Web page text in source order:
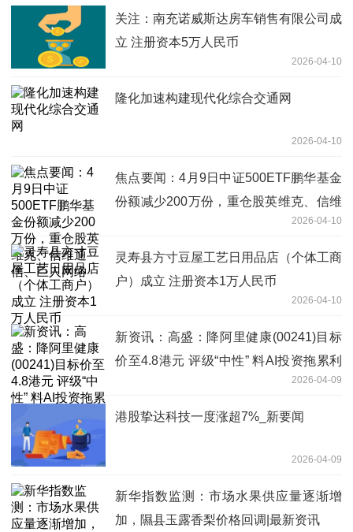
关注：南充诺威斯达房车销售有限公司成
立 注册资本5万人民币
2026-04-10
隆化加速构建现代化综合交通网
2026-04-10
焦点要闻：4月9日中证500ETF鹏华基金
份额减少200万份，重仓股英维克、信维
2026-04-10
灵寿县方寸豆屋工艺日用品店（个体工商
户）成立 注册资本1万人民币
2026-04-10
新资讯：高盛：降阿里健康(00241)目标
价至4.8港元 评级“中性” 料AI投资拖累利
2026-04-09
港股挚达科技一度涨超7%_新要闻
2026-04-09
新华指数监测：市场水果供应量逐渐增
加，隰县玉露香梨价格回调|最新资讯